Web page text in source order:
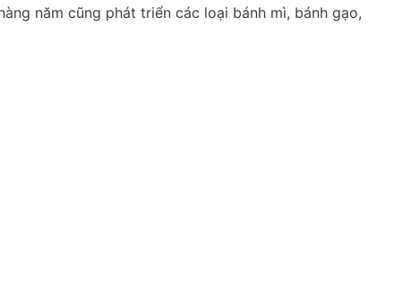
năm cũng phát triển các loại bánh mì, bánh gạo,